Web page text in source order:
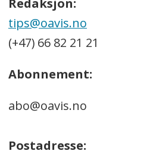
Redaksjon:
tips@oavis.no
(+47) 66 82 21 21
Abonnement:
abo@oavis.no
Postadresse: